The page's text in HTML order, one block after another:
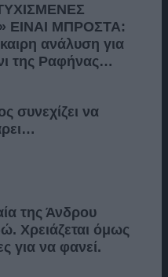
ΕΙΝΑΙ ΜΠΡΟΣΤΑ:
ανάλυση για
της Ραφήνας…
συνεχίζει να
της Άνδρου
Χρειάζεται όμως
για να φανεί.